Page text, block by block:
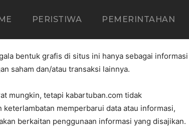
PERISTIWA PEMERINTAHAN
bentuk grafis di situs ini hanya sebagai informasi
saham dan/atau transaksi lainnya.
mungkin, tetapi kabartuban.com tidak
memperbarui data atau informasi,
berkaitan penggunaan informasi yang disajikan.